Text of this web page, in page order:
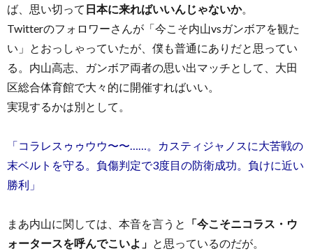
ば、思い切って 日本に来ればいいんじゃないか。
Twitterのフォロワーさんが「今こそ内山vsガンボアを観た
い」とおっしゃっていたが、僕も普通にありだと思ってい
る。内山高志、ガンボア両者の思い出マッチとして、大田
区総合体育館で大々的に開催すればいい。
実現するかは別として。
「コラレスゥゥウウ〜〜……。カスティジャノスに大苦戦の
末ベルトを守る。負傷判定で3度目の防衛成功。負けに近い
勝利」
まあ内山に関しては、本音を言うと
「今こそニコラス・ウ
ォータースを呼んでこいよ」 と思っているのだが。